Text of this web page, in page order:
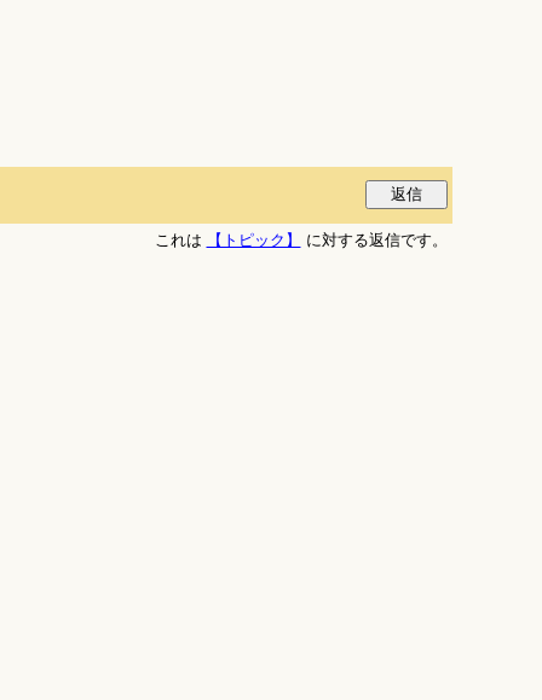
これは 【トピック】 に対する返信です。